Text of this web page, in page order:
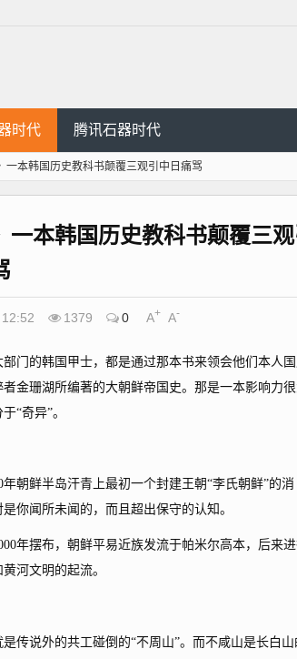
时代 腾讯石器时代
一本韩国历史教科书颠覆三观引中日痛骂
本韩国历史教科书颠覆三观
1379 0 A+ A-
的韩国甲士，都是通过那本书来领会他们本人
金珊湖所编著的大朝鲜帝国史。那是一本影响力
“奇异”。
鲜半岛汗青上最初一个封建王朝“李氏朝鲜”的消
你闻所未闻的，而且超出保守的认知。
年摆布，朝鲜平易近族发流于帕米尔高本，后来
河文明的起流。
说外的共工碰倒的“不周山”。而不咸山是长白山